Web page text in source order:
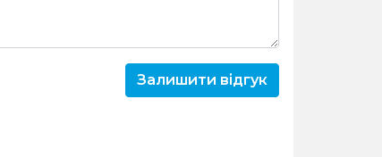
Залишити відгук